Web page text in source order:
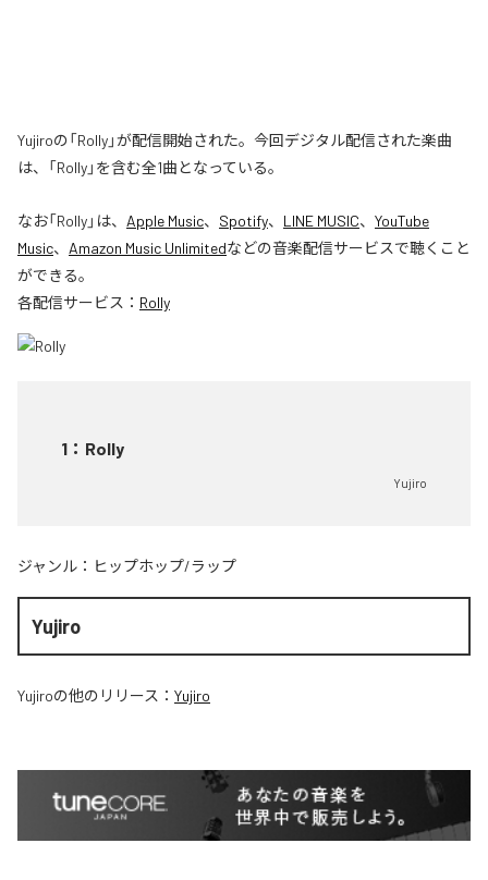
Yujiroの「Rolly」が配信開始された。今回デジタル配信された楽曲
は、「Rolly」を含む全1曲となっている。
なお「Rolly」は、 Apple Music、 Spotify、 LINE MUSIC、 YouTube
Music、 Amazon Music Unlimitedなどの音楽配信サービスで聴くこと
ができる。
各配信サービス： Rolly
1 ： Rolly
Yujiro
ジャンル： ヒップホップ/ラップ
Yujiro
Yujiroの他のリリース： Yujiro